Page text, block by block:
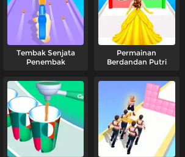
Tembak Senjata
Penembak
Permainan
Berdandan Putri